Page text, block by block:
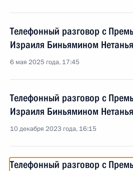
Телефонный разговор с
Израиля Биньямином
6 мая 2025 года, 17:45
Телефонный разговор с
Израиля Биньямином
10 декабря 2023 года, 16:15
Телефонный разговор с